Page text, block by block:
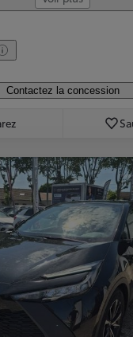
Contactez la concession